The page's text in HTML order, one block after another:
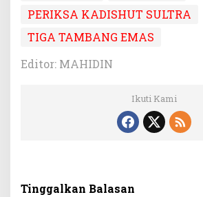
PERIKSA KADISHUT SULTRA
TIGA TAMBANG EMAS
Editor: MAHIDIN
Ikuti Kami
Tinggalkan Balasan